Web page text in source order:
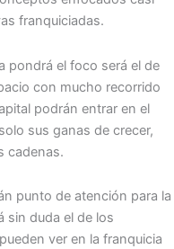
franquiciadas.
pondrá el foco será el de
con mucho recorrido
podrán entrar en el
sus ganas de crecer,
cadenas.
punto de atención para la
sin duda el de los
ver en la franquicia